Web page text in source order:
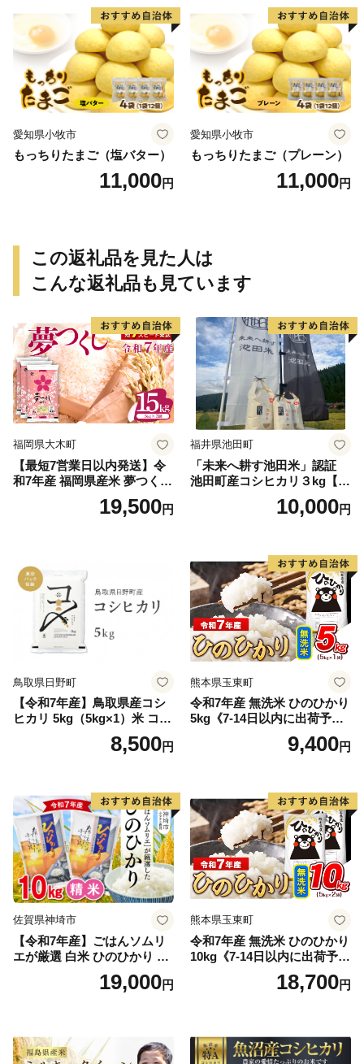
愛知県小牧市
もっちりたまご（塩バター）
11,000円
愛知県小牧市
もっちりたまご（プレーン）
11,000円
この返礼品を見た人は
こんな返礼品も見ています
福岡県大木町
【最短7営業日以内発送】令
和7年産 福岡県産米 夢つくし
15kg 精米 ※北海道・沖縄・
19,500円
福井県池田町
「未来へ耕す池田米」認証
池田町産コシヒカリ３kg【お
1人様につき３セットまで】
10,000円
鳥取県日野町
【令和7年産】鳥取県産コシ
ヒカリ 5kg（5kg×1）米 コシ
ヒカリ こしひかり お米 白米
精米 5キロ おこめ こめ コメ
野町産 Elevation
8,500円
熊本県玉東町
令和7年産 無洗米 ひのひかり
5kg《7-14日以内に出荷予定
(土日祝除く)》コメ 米 無洗米
高レビュー｜人気米 熊本県
9,400円
佐賀県神埼市
【令和7年産】ごはんソムリ
エが厳選 白米 ひのひかり 10
米 10kg 5kg×2 ひのひかり ブ
19,000円
熊本県玉東町
令和7年産 無洗米 ひのひかり
10kg《7-14日以内に出荷予定
(土日祝除く)》コメ 米 無洗米
令和7年産 高レビュー｜人気
18,700円